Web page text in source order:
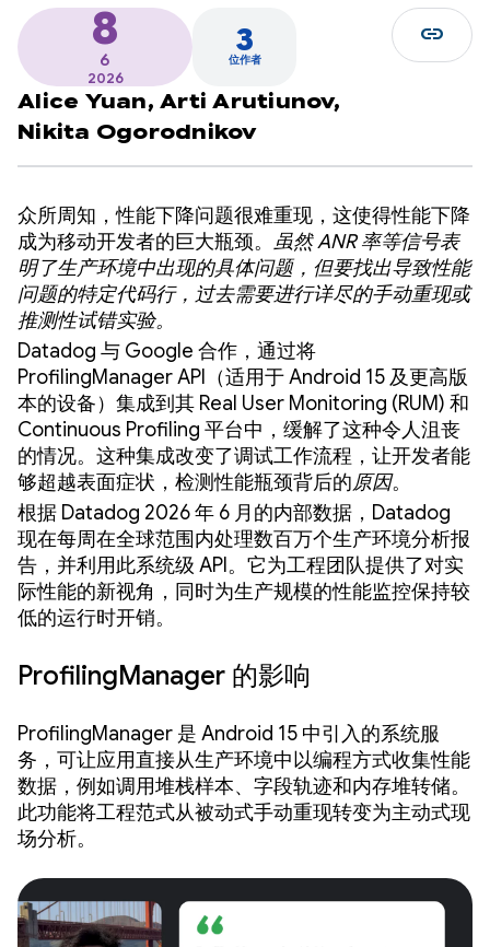
8
6
2026
3
位作者
Alice Yuan, Arti Arutiunov,
Nikita Ogorodnikov
link
众所周知，性能下降问题很难重现，这使得性能下降
成为移动开发者的巨大瓶颈。 虽然 ANR 率等信号表
明了生产环境中出现的具体问题，但要找出导致性能
问题的特定代码行，过去需要进行详尽的手动重现或
推测性试错实验。
Datadog 与 Google 合作，通过将
ProfilingManager API（适用于 Android 15 及更高版
本的设备）集成到其 Real User Monitoring (RUM) 和
Continuous Profiling 平台中，缓解了这种令人沮丧
的情况。这种集成改变了调试工作流程，让开发者能
够超越表面症状，检测性能瓶颈背后的原因。
根据 Datadog 2026 年 6 月的内部数据，Datadog
现在每周在全球范围内处理数百万个生产环境分析报
告，并利用此系统级 API。它为工程团队提供了对实
际性能的新视角，同时为生产规模的性能监控保持较
低的运行时开销。
ProfilingManager 的影响
ProfilingManager 是 Android 15 中引入的系统服
务，可让应用直接从生产环境中以编程方式收集性能
数据，例如调用堆栈样本、字段轨迹和内存堆转储。
此功能将工程范式从被动式手动重现转变为主动式现
场分析。